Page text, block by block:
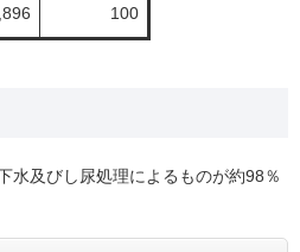
100
水及びし尿処理によるものが約98％